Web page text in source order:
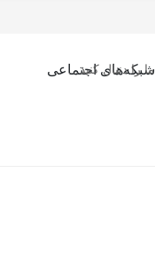
شبکه‌های اجتماعی
ما را دنبال کنید…